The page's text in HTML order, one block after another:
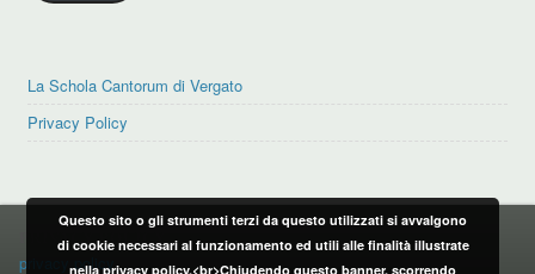
La Schola Cantorum di Vergato
Privacy Policy
PRIVACY POLICY
privacy policy
Questo sito o gli strumenti terzi da questo utilizzati si avvalgono
di cookie necessari al funzionamento ed utili alle finalità illustrate
nella privacy policy.<br>Chiudendo questo banner, scorrendo